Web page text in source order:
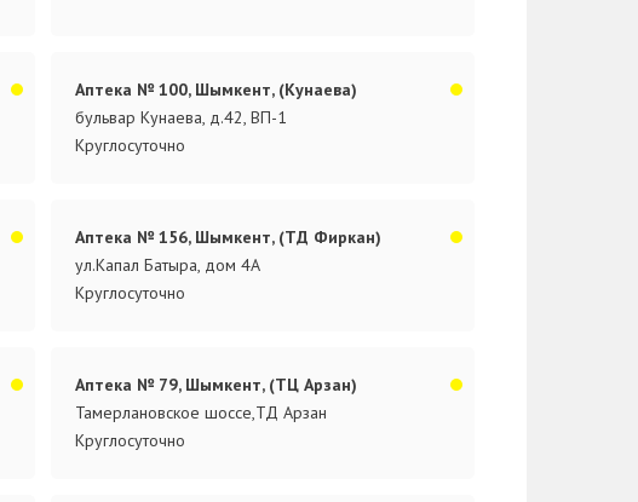
Аптека № 100, Шымкент, (Кунаева)
бульвар Кунаева, д.42, ВП-1
Круглосуточно
Аптека № 156, Шымкент, (ТД Фиркан)
ул.Капал Батыра, дом 4А
Круглосуточно
Аптека № 79, Шымкент, (ТЦ Арзан)
Тамерлановское шоссе,ТД Арзан
Круглосуточно